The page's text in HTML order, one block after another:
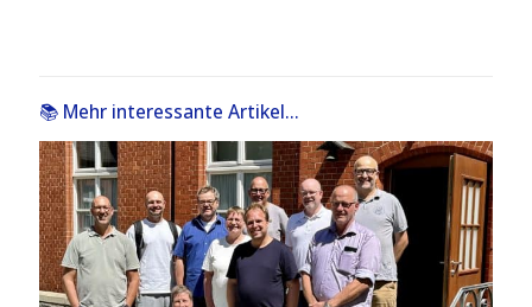
📚 Mehr interessante Artikel...